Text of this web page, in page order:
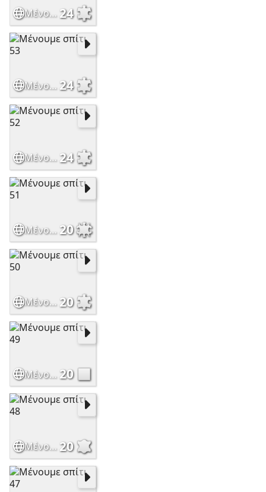
Μένουμε σπίτι 54 24
Μένουμε σπίτι 53 24
Μένουμε σπίτι 52 24
Μένουμε σπίτι 51 20
Μένουμε σπίτι 50 20
Μένουμε σπίτι 49 20
Μένουμε σπίτι 48 20